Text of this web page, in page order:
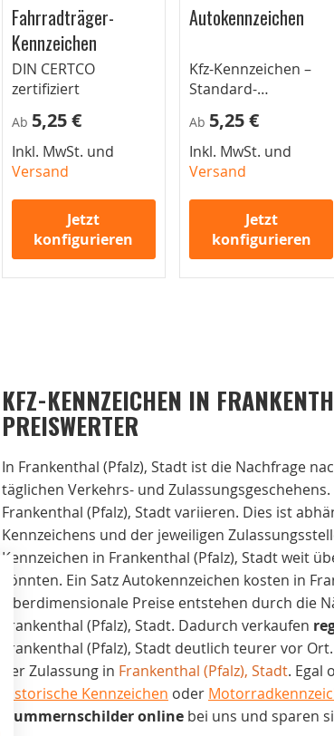
Fahrradträger-
Kennzeichen
DIN CERTCO
zertifiziert
Ab 5,25 €
Inkl. MwSt. und
Versand
Jetzt
konfigurieren
Autokennzeichen
Kfz-Kennzeichen –
Standard-
Pkw
Ab 5,25 €
Inkl. MwSt. und
Versand
Jetzt
konfigurieren
KFZ-KENNZEICHEN IN
PREISWERTER
In Frankenthal (Pfalz), Stadt ist die Nachfrage
täglichen Verkehrs- und
Frankenthal (Pfalz), Stadt variieren. Dies ist
Kennzeichens und der jeweiligen
Kennzeichen in Frankenthal (Pfalz), Stadt weit
könnten. Ein Satz Autokennzeichen kosten in
Überdimensionale Preise entstehen durch die
Frankenthal (Pfalz), Stadt. Dadurch verkaufen
Frankenthal (Pfalz), Stadt deutlich teurer vor
der Zulassung in Frankenthal (Pfalz), Stadt. Egal
historische Kennzeichen oder
Nummernschilder online bei uns und sparen